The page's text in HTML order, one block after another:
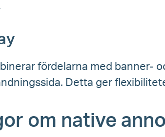
fördelarna med banner-
Detta ger
om native